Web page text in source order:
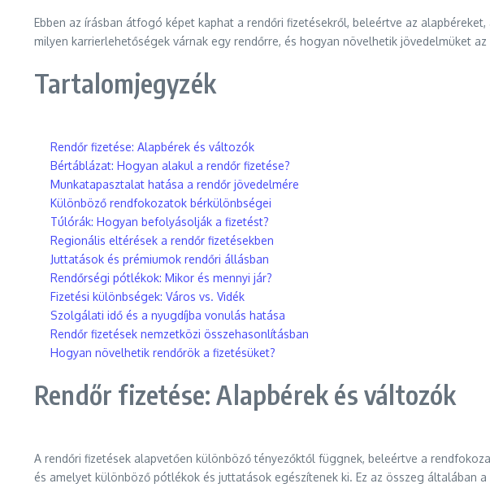
Ebben az írásban átfogó képet kaphat a rendőri fizetésekről, beleértve az
milyen karrierlehetőségek várnak egy rendőrre, és hogyan növelhetik jövedelmüket
Tartalomjegyzék
Rendőr fizetése: Alapbérek és változók
Bértáblázat: Hogyan alakul a rendőr fizetése?
Munkatapasztalat hatása a rendőr jövedelmére
Különböző rendfokozatok bérkülönbségei
Túlórák: Hogyan befolyásolják a fizetést?
Regionális eltérések a rendőr fizetésekben
Juttatások és prémiumok rendőri állásban
Rendőrségi pótlékok: Mikor és mennyi jár?
Fizetési különbségek: Város vs. Vidék
Szolgálati idő és a nyugdíjba vonulás hatása
Rendőr fizetések nemzetközi összehasonlításban
Hogyan növelhetik rendőrök a fizetésüket?
Rendőr fizetése: Alapbérek és változók
A rendőri fizetések alapvetően különböző tényezőktől függnek, beleértve a
és amelyet különböző pótlékok és juttatások egészítenek ki. Ez az összeg